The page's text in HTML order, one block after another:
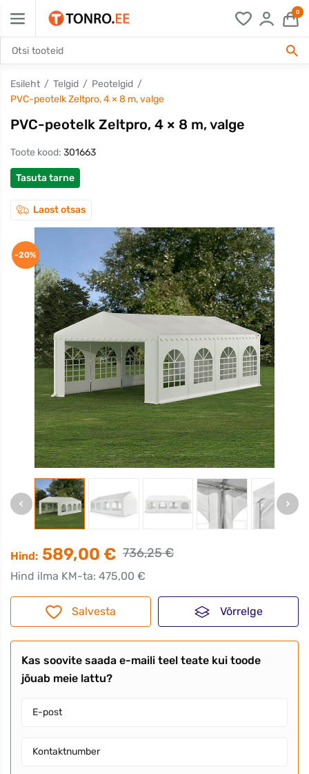
0
Esileht Telgid
Peotelgid
PVC-peotelk Zeltpro, 4 × 8 m, valge
PVC-peotelk Zeltpro, 4 × 8 m, valge
Toote kood: 301663
Tasuta tarne
Laost otsas
-20%
Hind: 589,00 € 736,25 €
Hind ilma KM-ta: 475,00 €
Salvesta Võrrelge
Kas soovite saada e-maili teel teate kui toode
jõuab meie lattu?